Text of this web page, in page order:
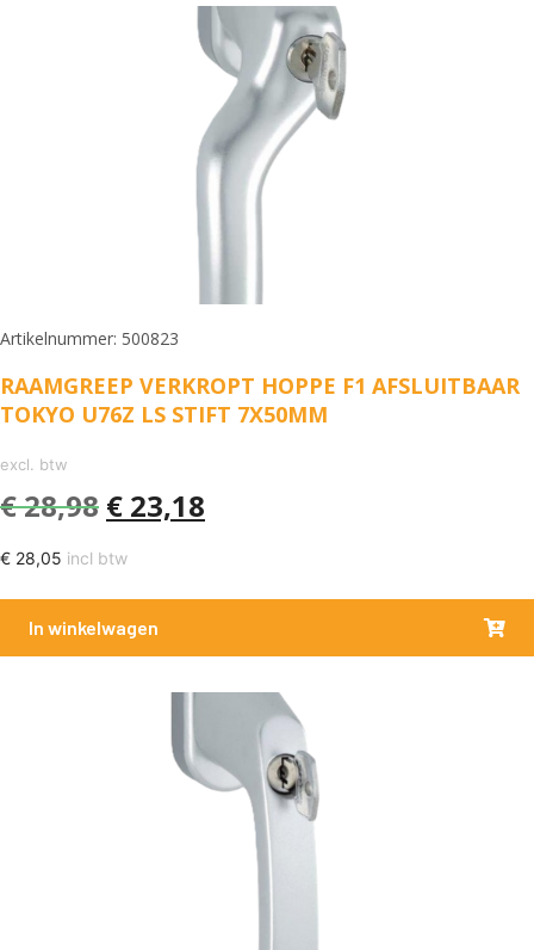
Artikelnummer: 500823
RAAMGREEP VERKROPT HOPPE F1 AFSLUITBAAR
TOKYO U76Z LS STIFT 7X50MM
excl. btw
€28,98 € 23,18
€ 28,05 incl btw
In winkelwagen